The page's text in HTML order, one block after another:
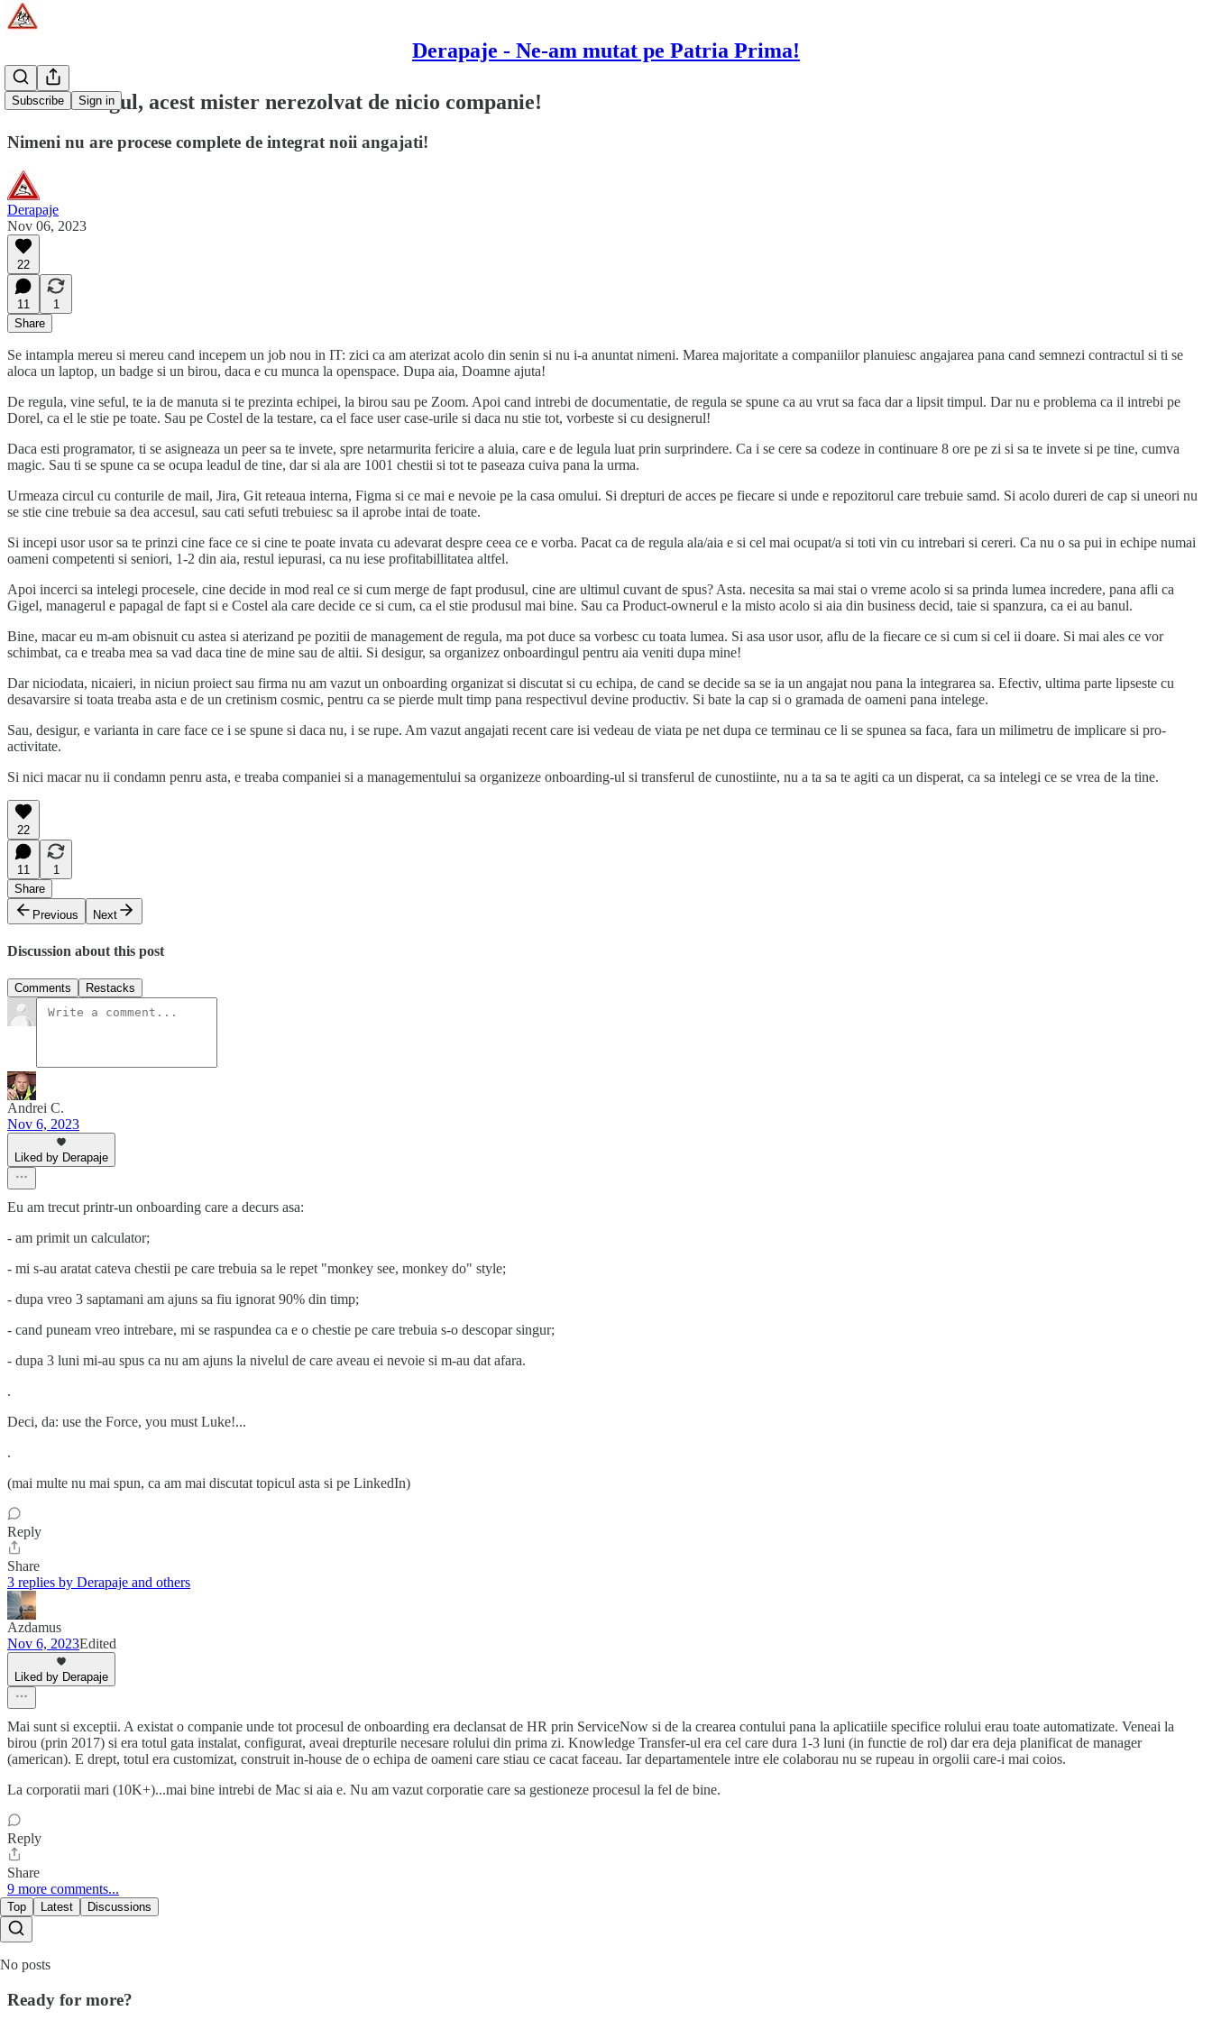
Derapaje - Ne-am mutat pe Patria Prima!
Subscribe Sign in
Onboardingul, acest mister nerezolvat de nicio companie!
Nimeni nu are procese complete de integrat noii angajati!
Derapaje
Nov 06, 2023
22
11
1
Share
Se intampla mereu si mereu cand incepem un job nou in IT: zici ca am aterizat acolo din senin si nu i-a anuntat nimeni. Marea majoritate a companiilor planuiesc angajarea pana cand semnezi contractul si ti se
aloca un laptop, un badge si un birou, daca e cu munca la openspace. Dupa aia, Doamne ajuta!
De regula, vine seful, te ia de manuta si te prezinta echipei, la birou sau pe Zoom. Apoi cand intrebi de documentatie, de regula se spune ca au vrut sa faca dar a lipsit timpul. Dar nu e problema ca il intrebi pe
Dorel, ca el le stie pe toate. Sau pe Costel de la testare, ca el face user case-urile si daca nu stie tot, vorbeste si cu designerul!
Daca esti programator, ti se asigneaza un peer sa te invete, spre netarmurita fericire a aluia, care e de legula luat prin surprindere. Ca i se cere sa codeze in continuare 8 ore pe zi si sa te invete si pe tine, cumva
magic. Sau ti se spune ca se ocupa leadul de tine, dar si ala are 1001 chestii si tot te paseaza cuiva pana la urma.
Urmeaza circul cu conturile de mail, Jira, Git reteaua interna, Figma si ce mai e nevoie pe la casa omului. Si drepturi de acces pe fiecare si unde e repozitorul care trebuie samd. Si acolo dureri de cap si uneori nu
se stie cine trebuie sa dea accesul, sau cati sefuti trebuiesc sa il aprobe intai de toate.
Si incepi usor usor sa te prinzi cine face ce si cine te poate invata cu adevarat despre ceea ce e vorba. Pacat ca de regula ala/aia e si cel mai ocupat/a si toti vin cu intrebari si cereri. Ca nu o sa pui in echipe numai
oameni competenti si seniori, 1-2 din aia, restul iepurasi, ca nu iese profitabillitatea altfel.
Apoi incerci sa intelegi procesele, cine decide in mod real ce si cum merge de fapt produsul, cine are ultimul cuvant de spus? Asta. necesita sa mai stai o vreme acolo si sa prinda lumea incredere, pana afli ca
Gigel, managerul e papagal de fapt si e Costel ala care decide ce si cum, ca el stie produsul mai bine. Sau ca Product-ownerul e la misto acolo si aia din business decid, taie si spanzura, ca ei au banul.
Bine, macar eu m-am obisnuit cu astea si aterizand pe pozitii de management de regula, ma pot duce sa vorbesc cu toata lumea. Si asa usor usor, aflu de la fiecare ce si cum si cel ii doare. Si mai ales ce vor
schimbat, ca e treaba mea sa vad daca tine de mine sau de altii. Si desigur, sa organizez onboardingul pentru aia veniti dupa mine!
Dar niciodata, nicaieri, in niciun proiect sau firma nu am vazut un onboarding organizat si discutat si cu echipa, de cand se decide sa se ia un angajat nou pana la integrarea sa. Efectiv, ultima parte lipseste cu
desavarsire si toata treaba asta e de un cretinism cosmic, pentru ca se pierde mult timp pana respectivul devine productiv. Si bate la cap si o gramada de oameni pana intelege.
Sau, desigur, e varianta in care face ce i se spune si daca nu, i se rupe. Am vazut angajati recent care isi vedeau de viata pe net dupa ce terminau ce li se spunea sa faca, fara un milimetru de implicare si pro-
activitate.
Si nici macar nu ii condamn penru asta, e treaba companiei si a managementului sa organizeze onboarding-ul si transferul de cunostiinte, nu a ta sa te agiti ca un disperat, ca sa intelegi ce se vrea de la tine.
22
11
1
Share
Previous
Next
Discussion about this post
Comments Restacks
Andrei C.
Nov 6, 2023
Liked by Derapaje
Eu am trecut printr-un onboarding care a decurs asa:
- am primit un calculator;
- mi s-au aratat cateva chestii pe care trebuia sa le repet "monkey see, monkey do" style;
- dupa vreo 3 saptamani am ajuns sa fiu ignorat 90% din timp;
- cand puneam vreo intrebare, mi se raspundea ca e o chestie pe care trebuia s-o descopar singur;
- dupa 3 luni mi-au spus ca nu am ajuns la nivelul de care aveau ei nevoie si m-au dat afara.
.
Deci, da: use the Force, you must Luke!...
.
(mai multe nu mai spun, ca am mai discutat topicul asta si pe LinkedIn)
Reply
Share
3 replies by Derapaje and others
Azdamus
Nov 6, 2023Edited
Liked by Derapaje
Mai sunt si exceptii. A existat o companie unde tot procesul de onboarding era declansat de HR prin ServiceNow si de la crearea contului pana la aplicatiile specifice rolului erau toate automatizate. Veneai la
birou (prin 2017) si era totul gata instalat, configurat, aveai drepturile necesare rolului din prima zi. Knowledge Transfer-ul era cel care dura 1-3 luni (in functie de rol) dar era deja planificat de manager
(american). E drept, totul era customizat, construit in-house de o echipa de oameni care stiau ce cacat faceau. Iar departamentele intre ele colaborau nu se rupeau in orgolii care-i mai coios.
La corporatii mari (10K+)...mai bine intrebi de Mac si aia e. Nu am vazut corporatie care sa gestioneze procesul la fel de bine.
Reply
Share
9 more comments...
Top Latest Discussions
No posts
Ready for more?